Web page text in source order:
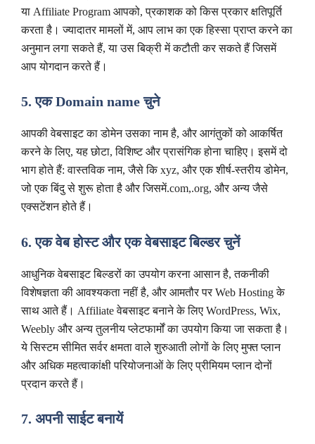
या Affiliate Program आपको, प्रकाशक को किस प्रकार क्षतिपूर्ति
करता है। ज्यादातर मामलों में, आप लाभ का एक हिस्सा प्राप्त करने का
अनुमान लगा सकते हैं, या उस बिक्री में कटौती कर सकते हैं जिसमें
आप योगदान करते हैं।
5. एक Domain name चुने
आपकी वेबसाइट का डोमेन उसका नाम है, और आगंतुकों को आकर्षित
करने के लिए, यह छोटा, विशिष्ट और प्रासंगिक होना चाहिए। इसमें दो
भाग होते हैं: वास्तविक नाम, जैसे कि xyz, और एक शीर्ष-स्तरीय डोमेन,
जो एक बिंदु से शुरू होता है और जिसमें.com,.org, और अन्य जैसे
एक्सटेंशन होते हैं।
6. एक वेब होस्ट और एक वेबसाइट बिल्डर चुनें
आधुनिक वेबसाइट बिल्डरों का उपयोग करना आसान है, तकनीकी
विशेषज्ञता की आवश्यकता नहीं है, और आमतौर पर Web Hosting के
साथ आते हैं। Affiliate वेबसाइट बनाने के लिए WordPress, Wix,
Weebly और अन्य तुलनीय प्लेटफार्मों का उपयोग किया जा सकता है।
ये सिस्टम सीमित सर्वर क्षमता वाले शुरुआती लोगों के लिए मुफ्त प्लान
और अधिक महत्वाकांक्षी परियोजनाओं के लिए प्रीमियम प्लान दोनों
प्रदान करते हैं।
7. अपनी साईट बनायें